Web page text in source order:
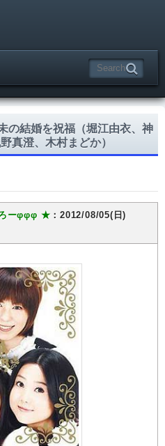
の結婚を祝福（堀江由衣、神
真澄、木村まどか）
ろーφφφ ★ ：2012/08/05(日)